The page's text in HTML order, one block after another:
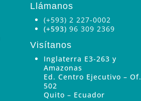
Llámanos
(+593) 2 227-0002
(+593) 96 309 2369
Visítanos
Inglaterra E3-263 y
Amazonas
Ed. Centro Ejecutivo – Of.
502
Quito – Ecuador